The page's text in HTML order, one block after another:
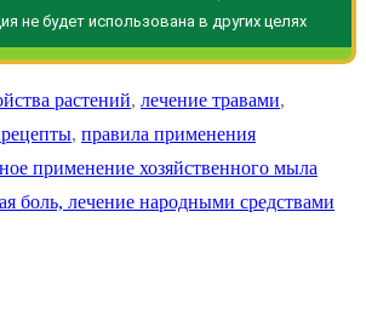
не будет использована в других целях
растений, лечение травами,
, правила применения
применение хозяйственного мыла
боль, лечение народными средствами